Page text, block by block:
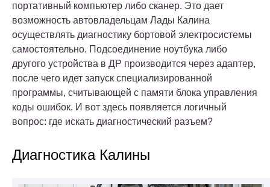
портативный компьютер либо сканер. Это дает
возможность автовладельцам Лады Калина
осуществлять диагностику бортовой электросистемы
самостоятельно. Подсоединение ноутбука либо
другого устройства в ДР производится через адаптер,
после чего идет запуск специализированной
программы, считывающей с памяти блока управления
коды ошибок. И вот здесь появляется логичный
вопрос: где искать диагностический разъем?
Диагностика Калины